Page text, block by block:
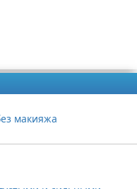
макияжа